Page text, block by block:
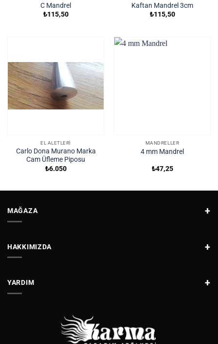
C Mandrel
₺115,50
Kaftan Mandrel 3cm
₺115,50
EL ALETLERI
Carlo Dona Murano Marka
Cam Üfleme Piposu
₺6.050
MANDRELLER
4 mm Mandrel
₺47,25
MAĞAZA
HAKKIMIZDA
YARDIM